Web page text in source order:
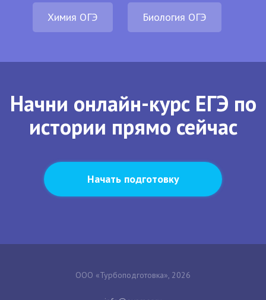
Химия ОГЭ Биология ОГЭ
Начни онлайн-курс ЕГЭ по
истории прямо сейчас
Начать подготовку
ООО «Турбоподготовка», 2026